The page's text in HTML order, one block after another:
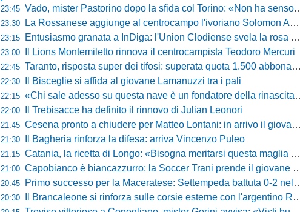
23:45 Vado, mister Pastorino dopo la sfida col Torino: «Non ha senso chiudersi e fare le barricate»
23:30 La Rossanese aggiunge al centrocampo l'ivoriano Solomon Andrews Manu
23:15 Entusiasmo granata a InDiga: l'Union Clodiense svela la rosa per la nuova annata
23:00 Il Lions Montemiletto rinnova il centrocampista Teodoro Mercuri
22:45 Taranto, risposta super dei tifosi: superata quota 1.500 abbonamenti
22:30 Il Bisceglie si affida al giovane Lamanuzzi tra i pali
22:15 «Chi sale adesso su questa nave è un fondatore della rinascita»: Davis carica l'ambiente Messina
22:00 Il Trebisacce ha definito il rinnovo di Julian Leonori
21:45 Cesena pronto a chiudere per Matteo Lontani: in arrivo il giovane talento dello Spezia
21:30 Il Bagheria rinforza la difesa: arriva Vincenzo Puleo
21:15 Catania, la ricetta di Longo: «Bisogna meritarsi questa maglia ogni singolo giorno»
21:00 Capobianco è biancazzurro: la Soccer Trani prende il giovane attaccante ex Monopoli
20:45 Primo successo per la Maceratese: Settempeda battuta 0-2 nella ripresa
20:30 Il Brancaleone si rinforza sulle corsie esterne con l'argentino Rotela